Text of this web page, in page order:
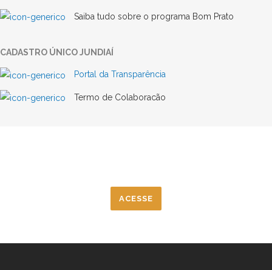
Saiba tudo sobre o programa Bom Prato
CADASTRO ÚNICO JUNDIAÍ
Portal da Transparência
Termo de Colaboracão
ACESSE